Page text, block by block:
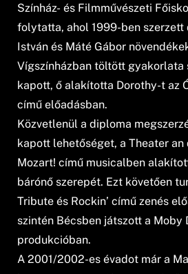
Színház- és Filmművészeti
folytatta, ahol 1999-ben szerzett
István és Máté Gábor
Vígszínházban töltött gyakorlata
kapott, ő alakította Dorothy-t az
című előadásban.
Közvetlenül a diploma
kapott lehetőséget, a Theater an
Mozart! című musicalben
bárónő szerepét. Ezt követően
Tribute és Rockin’ című zenés
szintén Bécsben játszott a Moby
produkcióban.
A 2001/2002-es évadot már a